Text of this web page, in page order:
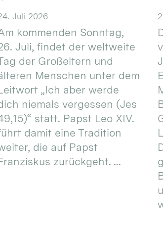
Juli 2026
kommenden Sonntag,
Juli, findet der weltweite
der Großeltern und
Menschen unter dem
„Ich aber werde
niemals vergessen (Jes
statt. Papst Leo XIV.
damit eine Tradition
die auf Papst
zurückgeht. ...